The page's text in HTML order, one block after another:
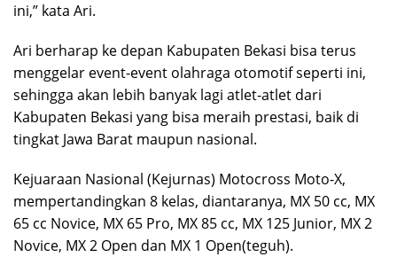
ini,” kata Ari.
Ari berharap ke depan Kabupaten Bekasi bisa terus
menggelar event-event olahraga otomotif seperti ini,
sehingga akan lebih banyak lagi atlet-atlet dari
Kabupaten Bekasi yang bisa meraih prestasi, baik di
tingkat Jawa Barat maupun nasional.
Kejuaraan Nasional (Kejurnas) Motocross Moto-X,
mempertandingkan 8 kelas, diantaranya, MX 50 cc, MX
65 cc Novice, MX 65 Pro, MX 85 cc, MX 125 Junior, MX 2
Novice, MX 2 Open dan MX 1 Open(teguh).